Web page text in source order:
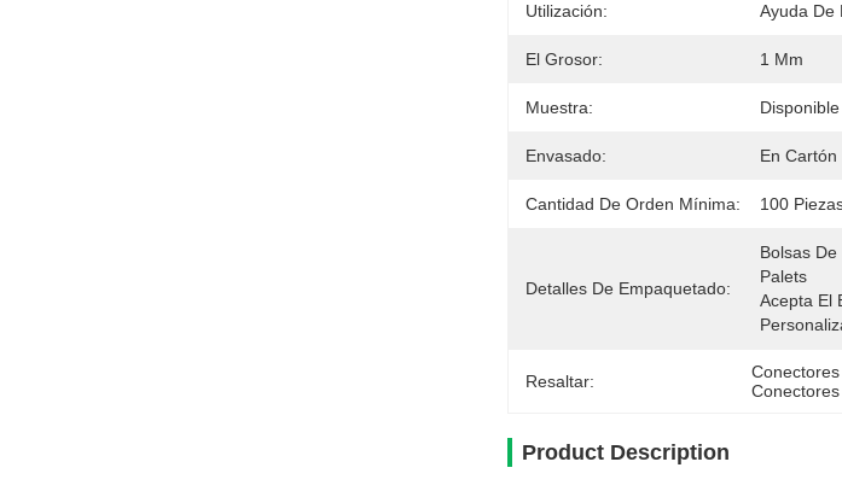
Utilización: Ayuda De
El Grosor: 1 Mm
Muestra: Disponible
Envasado: En Cartón
Cantidad De Orden Mínima: 100
Detalles De Empaquetado:
Bolsas
Palets
Acepta El
Resaltar:
Product Description